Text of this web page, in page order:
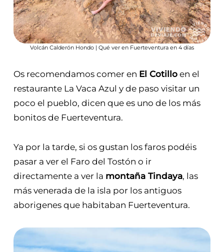
Volcán Calderón Hondo | Qué ver en Fuerteventura en 4 días
Os recomendamos comer en El Cotilloen el
restaurante La Vaca Azul y de paso visitar un
poco el pueblo, dicen que es uno de los más
bonitos de Fuerteventura.
Ya por la tarde, si os gustan los faros podéis
pasar a ver el Faro del Tostón o ir
directamente a ver la montaña Tindaya, las
más venerada de la isla por los antiguos
aborigenes que habitaban Fuerteventura.